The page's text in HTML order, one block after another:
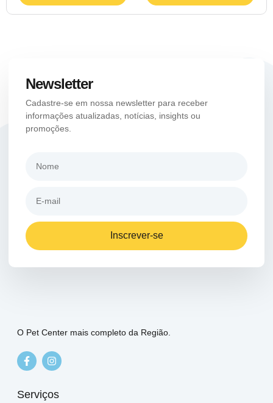
Newsletter
Cadastre-se em nossa newsletter para receber
informações atualizadas, notícias, insights ou
promoções.
Inscrever-se
O Pet Center mais completo da Região.
Serviços